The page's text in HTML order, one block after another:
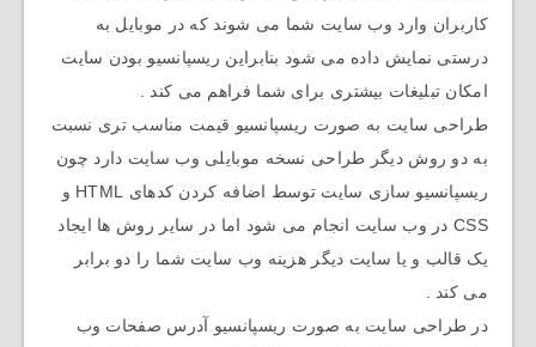
کاربران وارد وب سایت شما می شوند که در موبایل به
درستی نمایش داده می شود بنابراین ریسپانسیو بودن سایت
امکان تبلیغات بیشتری برای شما فراهم می کند .
طراحی سایت به صورت ریسپانسیو قیمت مناسب تری نسبت
به دو روش دیگر طراحی نسخه موبایلی وب سایت دارد چون
ریسپانسیو سازی سایت توسط اضافه کردن کدهای HTML و
CSS در وب سایت انجام می شود اما در سایر روش ها ایجاد
یک قالب و یا سایت دیگر هزینه وب سایت شما را دو برابر
می کند .
در طراحی سایت به صورت ریسپانسیو آدرس صفحات وب